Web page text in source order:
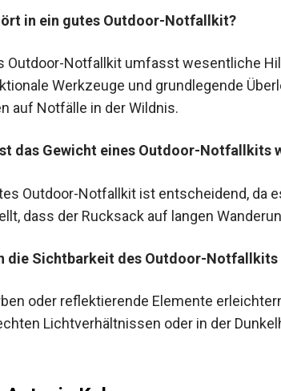
in ein gutes Outdoor-Notfallkit?
Outdoor-Notfallkit umfasst wesentliche
Werkzeuge und grundlegende
auf Notfälle in der Wildnis.
das Gewicht eines Outdoor-Notfallkits
Outdoor-Notfallkit ist entscheidend, da
dass der Rucksack auf langen
die Sichtbarkeit des Outdoor-Notfallkits
oder reflektierende Elemente
Lichtverhältnissen oder in der